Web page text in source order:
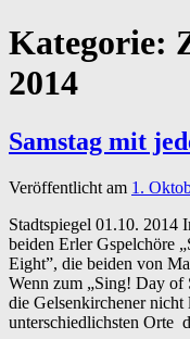
Kategorie:
2014
Samstag mit
Veröffentlicht am 1.
Stadtspiegel 01.10. 2014
beiden Erler Gspelchöre
Eight”, die beiden von
Wenn zum „Sing! Day of
die Gelsenkirchener nicht
unterschiedlichsten Orte